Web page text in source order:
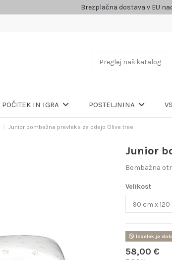
Brezplačna dostava v EU
POČITEK IN IGRA POSTELJNINA
Junior bombažna prevleka za odejo Olive tree
Junior
Bombažna
Velikost
Izdelek je
58,00 €